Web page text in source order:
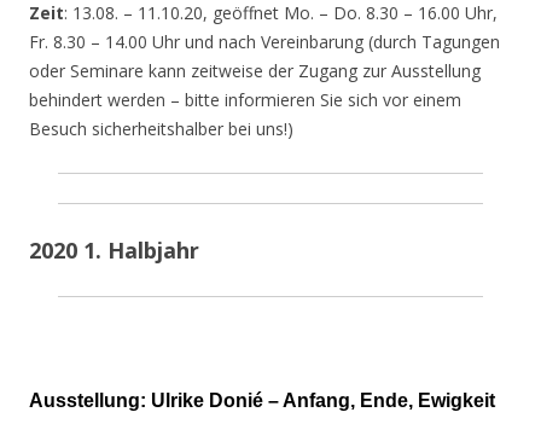
Zeit: 13.08. – 11.10.20, geöffnet Mo. – Do. 8.30 – 16.00 Uhr,
Fr. 8.30 – 14.00 Uhr und nach Vereinbarung (durch Tagungen
oder Seminare kann zeitweise der Zugang zur Ausstellung
behindert werden – bitte informieren Sie sich vor einem
Besuch sicherheitshalber bei uns!)
2020 1. Halbjahr
Ausstellung: Ulrike Donié – Anfang, Ende, Ewigkeit